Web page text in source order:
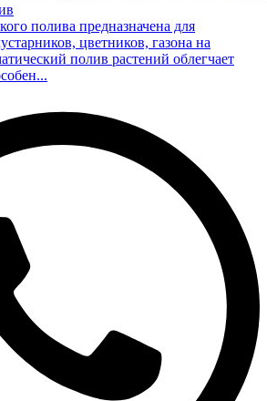
полива предназначена для
цветников, газона на
полив растений облегчает